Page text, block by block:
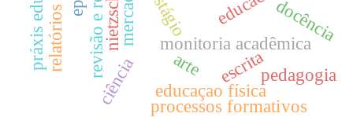
arte
mercado
nietzsche monitoria acadêmica
escrita
ciência educaçao física
estágio docência
processos formativos
pedagogia